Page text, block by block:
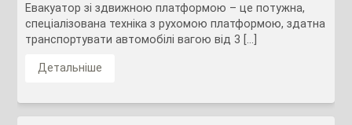
Евакуатор зі здвижною платформою – це потужна,
спеціалізована техніка з рухомою платформою, здатна
транспортувати автомобілі вагою від 3 […]
Детальніше